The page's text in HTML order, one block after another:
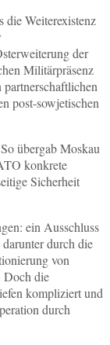
die Weiterexistenz
der
Militärpräsenz
post-sowjetischen
übergab Moskau
konkrete
Sicherheit
ein Ausschluss
durch die
von
Doch die
kompliziert und
durch